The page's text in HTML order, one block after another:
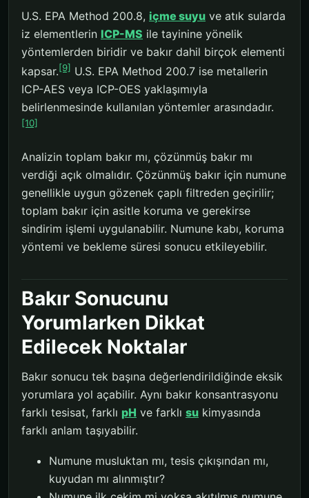
U.S. EPA Method 200.8, içme suyu ve atık sularda
iz elementlerin ICP-MS ile tayinine yönelik
yöntemlerden biridir ve bakır dahil birçok elementi
kapsar.[9] U.S. EPA Method 200.7 ise metallerin
ICP-AES veya ICP-OES yaklaşımıyla
belirlenmesinde kullanılan yöntemler arasındadır.
[10]
Analizin toplam bakır mı, çözünmüş bakır mı
verdiği açık olmalıdır. Çözünmüş bakır için numune
genellikle uygun gözenek çaplı filtreden geçirilir;
toplam bakır için asitle koruma ve gerekirse
sindirim işlemi uygulanabilir. Numune kabı, koruma
yöntemi ve bekleme süresi sonucu etkileyebilir.
Bakır Sonucunu
Yorumlarken Dikkat
Edilecek Noktalar
Bakır sonucu tek başına değerlendirildiğinde eksik
yorumlara yol açabilir. Aynı bakır konsantrasyonu
farklı tesisat, farklı pH ve farklı su kimyasında
farklı anlam taşıyabilir.
Numune musluktan mı, tesis çıkışından mı,
kuyudan mı alınmıştır?